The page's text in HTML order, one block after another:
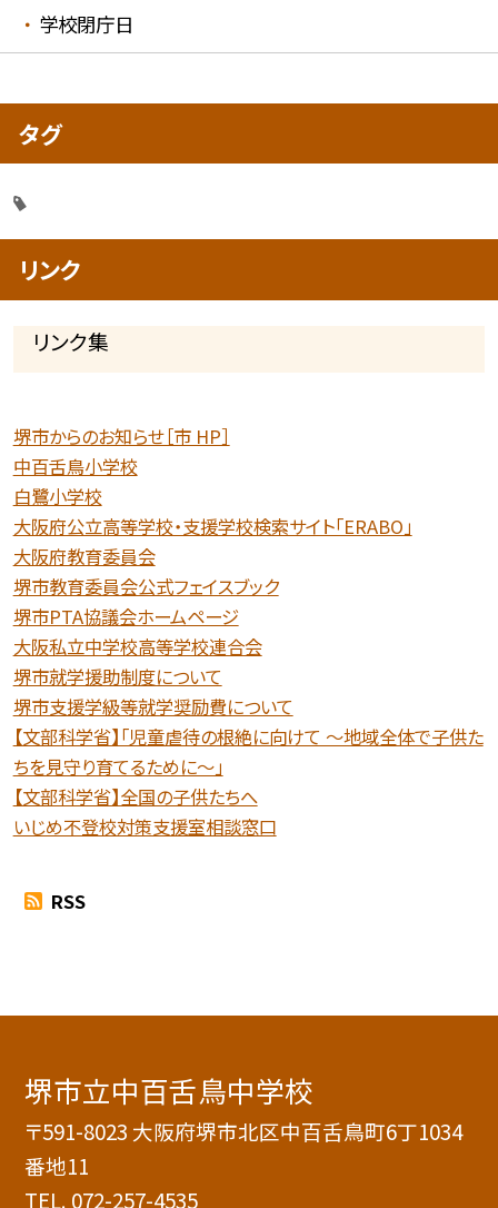
学校閉庁日
タグ
リンク
リンク集
堺市からのお知らせ［市 HP］
中百舌鳥小学校
白鷺小学校
大阪府公立高等学校・支援学校検索サイト「ERABO」
大阪府教育委員会
堺市教育委員会公式フェイスブック
堺市PTA協議会ホームページ
大阪私立中学校高等学校連合会
堺市就学援助制度について
堺市支援学級等就学奨励費について
【文部科学省】「児童虐待の根絶に向けて 〜地域全体で子供た
ちを見守り育てるために〜」
【文部科学省】全国の子供たちへ
いじめ不登校対策支援室相談窓口
RSS
堺市立中百舌鳥中学校
〒591-8023 大阪府堺市北区中百舌鳥町6丁1034
番地11
TEL. 072-257-4535